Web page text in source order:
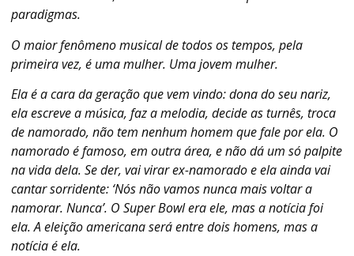
paradigmas.
O maior fenômeno musical de todos os tempos, pela
primeira vez, é uma mulher. Uma jovem mulher.
Ela é a cara da geração que vem vindo: dona do seu nariz,
ela escreve a música, faz a melodia, decide as turnês, troca
de namorado, não tem nenhum homem que fale por ela. O
namorado é famoso, em outra área, e não dá um só palpite
na vida dela. Se der, vai virar ex-namorado e ela ainda vai
cantar sorridente: ‘Nós não vamos nunca mais voltar a
namorar. Nunca’. O Super Bowl era ele, mas a notícia foi
ela. A eleição americana será entre dois homens, mas a
notícia é ela.